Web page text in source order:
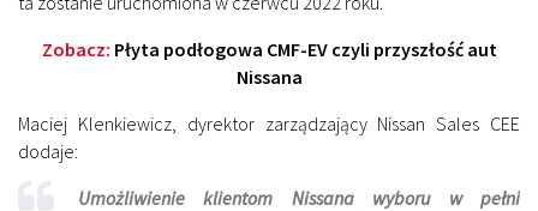
Zobacz: Płyta podłogowa CMF-EV czyli przyszłość aut
Nissana
Maciej Klenkiewicz, dyrektor zarządzający Nissan Sales CEE
dodaje:
Umożliwienie klientom Nissana wyboru w pełni